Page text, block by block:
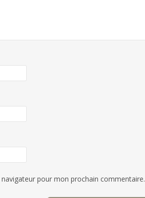
pour mon prochain commentaire.